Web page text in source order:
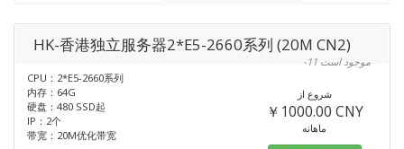
HK-香港独立服务器2*E5-2660系列 (20M CN2)
-11 موجود است
CPU：2*E5-2660系列
内存：64G
硬盘：480 SSD起
IP：2个
带宽：20M优化带宽
شروع از
￥1000.00 CNY
ماهانه